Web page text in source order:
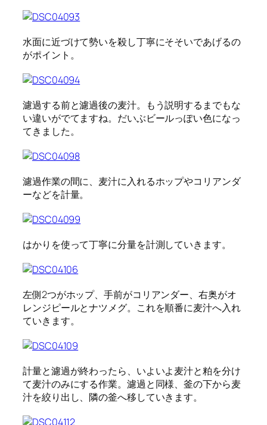
水面に近づけて勢いを殺し丁寧にそそいであげるの
がポイント。
濾過する前と濾過後の麦汁。もう説明するまでもな
い違いがでてますね。だいぶビールっぽい色になっ
てきました。
濾過作業の間に、麦汁に入れるホップやコリアンダ
ーなどを計量。
はかりを使って丁寧に分量を計測していきます。
左側2つがホップ、手前がコリアンダー、右奥がオ
レンジピールとナツメグ。これを順番に麦汁へ入れ
ていきます。
計量と濾過が終わったら、いよいよ麦汁と粕を分け
て麦汁のみにする作業。濾過と同様、釜の下から麦
汁を絞り出し、隣の釜へ移していきます。